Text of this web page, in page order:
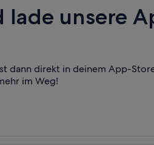
lade unsere
dann direkt in deinem App-
im Weg!